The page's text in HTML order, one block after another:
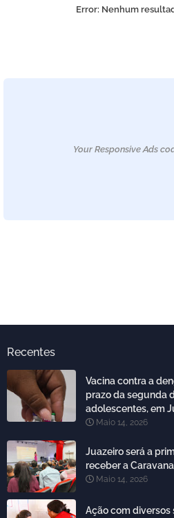
Error: Nenhum
Your Responsive Ads
Recentes
Vacina contra a
prazo da segunda
adolescentes, em
Maio 14, 2026
Juazeiro será a
receber a
Maio 14, 2026
Ação com